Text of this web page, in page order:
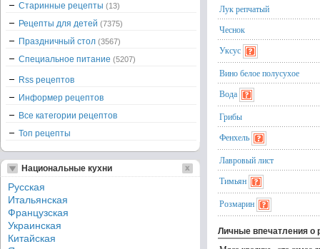
Лук репчатый
Чеснок
Уксус
Вино белое полусухое
Вода
Грибы
Фенхель
Лавровый лист
Тимьян
Розмарин
Личные впечатления о
Старинные рецепты (13)
Рецепты для детей (7375)
Праздничный стол (3567)
Специальное питание (5207)
Rss рецептов
Информер рецептов
Все категории рецептов
Топ рецепты
Национальные кухни
Русская
Итальянская
Французская
Украинская
Китайская